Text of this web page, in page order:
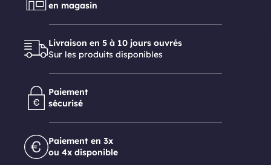
en magasin
Livraison en 5 à 10 jours ouvrés
Sur les produits disponibles
Paiement
sécurisé
Paiement en 3x
ou 4x disponible